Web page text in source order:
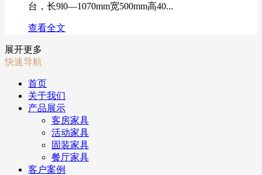
台，长9l0—1070mm宽500mm高40...
查看全文
展开更多
快速导航
首页
关于我们
产品展示
客房家具
活动家具
固装家具
餐厅家具
客户案例